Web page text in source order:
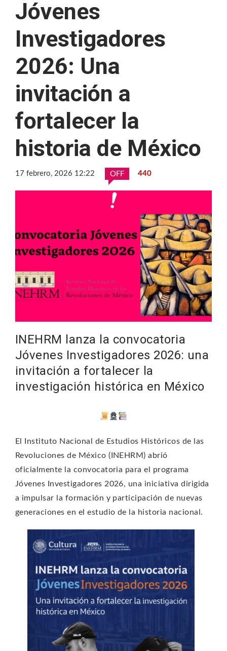
Jóvenes
Investigadores
2026: Una
invitación a
fortalecer la
historia de México
17 febrero, 2026 12:22 OFF 440
INEHRM lanza la convocatoria
Jóvenes Investigadores 2026: una
invitación a fortalecer la
investigación histórica en México
El Instituto Nacional de Estudios Históricos de las
Revoluciones de México (INEHRM) abrió
oficialmente la convocatoria para el programa
Jóvenes Investigadores 2026, una iniciativa dirigida
a impulsar la formación y participación de nuevas
generaciones en el estudio de la historia nacional.